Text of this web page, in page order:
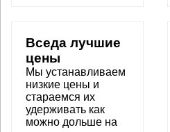
Вседа лучшие
цены
Мы устанавливаем
низкие цены и
стараемся их
удерживать как
можно дольше на